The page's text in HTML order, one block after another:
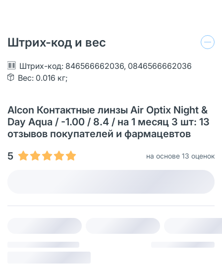
Штрих-код и вес
Штрих-код: 846566662036, 0846566662036
Вес: 0.016 кг;
Alcon Контактные линзы Air Optix Night &
Day Aqua / -1.00 / 8.4 / на 1 месяц 3 шт: 13
отзывов покупателей и фармацевтов
5
на основе 13 оценок